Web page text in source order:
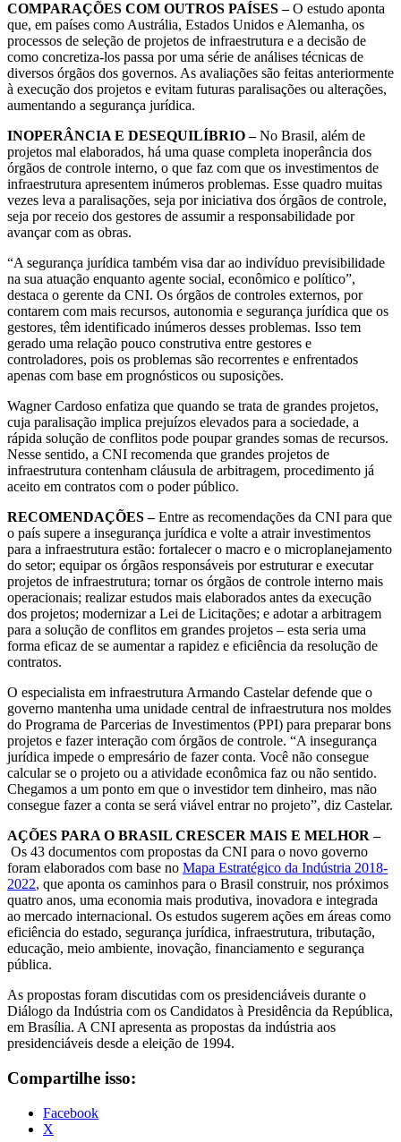
COMPARAÇÕES COM OUTROS PAÍSES –O estudo aponta
que, em países como Austrália, Estados Unidos e Alemanha, os
processos de seleção de projetos de infraestrutura e a decisão de
como concretiza-los passa por uma série de análises técnicas de
diversos órgãos dos governos. As avaliações são feitas anteriormente
à execução dos projetos e evitam futuras paralisações ou alterações,
aumentando a segurança jurídica.
INOPERÂNCIA E DESEQUILÍBRIO –No Brasil, além de
projetos mal elaborados, há uma quase completa inoperância dos
órgãos de controle interno, o que faz com que os investimentos de
infraestrutura apresentem inúmeros problemas. Esse quadro muitas
vezes leva a paralisações, seja por iniciativa dos órgãos de controle,
seja por receio dos gestores de assumir a responsabilidade por
avançar com as obras.
“A segurança jurídica também visa dar ao indivíduo previsibilidade
na sua atuação enquanto agente social, econômico e político”,
destaca o gerente da CNI. Os órgãos de controles externos, por
contarem com mais recursos, autonomia e segurança jurídica que os
gestores, têm identificado inúmeros desses problemas. Isso tem
gerado uma relação pouco construtiva entre gestores e
controladores, pois os problemas são recorrentes e enfrentados
apenas com base em prognósticos ou suposições.
Wagner Cardoso enfatiza que quando se trata de grandes projetos,
cuja paralisação implica prejuízos elevados para a sociedade, a
rápida solução de conflitos pode poupar grandes somas de recursos.
Nesse sentido, a CNI recomenda que grandes projetos de
infraestrutura contenham cláusula de arbitragem, procedimento já
aceito em contratos com o poder público.
RECOMENDAÇÕES –Entre as recomendações da CNI para que
o país supere a insegurança jurídica e volte a atrair investimentos
para a infraestrutura estão: fortalecer o macro e o microplanejamento
do setor; equipar os órgãos responsáveis por estruturar e executar
projetos de infraestrutura; tornar os órgãos de controle interno mais
operacionais; realizar estudos mais elaborados antes da execução
dos projetos; modernizar a Lei de Licitações; e adotar a arbitragem
para a solução de conflitos em grandes projetos – esta seria uma
forma eficaz de se aumentar a rapidez e eficiência da resolução de
contratos.
O especialista em infraestrutura Armando Castelar defende que o
governo mantenha uma unidade central de infraestrutura nos moldes
do Programa de Parcerias de Investimentos (PPI) para preparar bons
projetos e fazer interação com órgãos de controle. “A insegurança
jurídica impede o empresário de fazer conta. Você não consegue
calcular se o projeto ou a atividade econômica faz ou não sentido.
Chegamos a um ponto em que o investidor tem dinheiro, mas não
consegue fazer a conta se será viável entrar no projeto”, diz Castelar.
AÇÕES PARA O BRASIL CRESCER MAIS E MELHOR –
Os 43 documentos com propostas da CNI para o novo governo
foram elaborados com base no Mapa Estratégico da Indústria 2018-
2022, que aponta os caminhos para o Brasil construir, nos próximos
quatro anos, uma economia mais produtiva, inovadora e integrada
ao mercado internacional. Os estudos sugerem ações em áreas como
eficiência do estado, segurança jurídica, infraestrutura, tributação,
educação, meio ambiente, inovação, financiamento e segurança
pública.
As propostas foram discutidas com os presidenciáveis durante o
Diálogo da Indústria com os Candidatos à Presidência da República,
em Brasília. A CNI apresenta as propostas da indústria aos
presidenciáveis desde a eleição de 1994.
Compartilhe isso:
Facebook
X